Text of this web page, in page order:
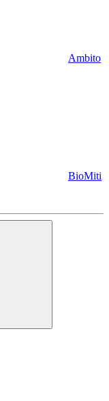
Ambito
BioMiti